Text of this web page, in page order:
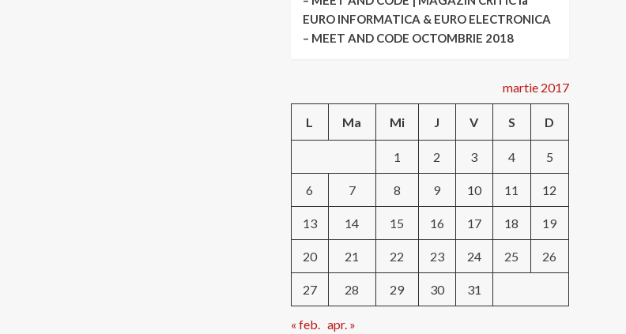
EURO INFORMATICA & EURO ELECTRONICA
– MEET AND CODE OCTOMBRIE 2018
martie 2017
L Ma Mi J V S D
1 2 3 4 5
6 7 8 9 10 11 12
13 14 15 16 17 18 19
20 21 22 23 24 25 26
27 28 29 30 31
« feb. apr. »